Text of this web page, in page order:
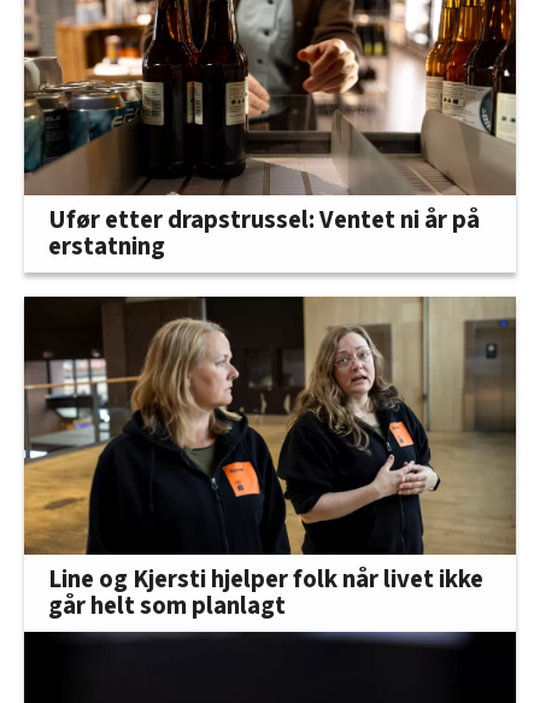
Ufør etter drapstrussel: Ventet ni år på
erstatning
Line og Kjersti hjelper folk når livet ikke
går helt som planlagt